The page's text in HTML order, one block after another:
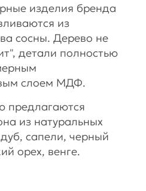
изделия бренда
из
сосны. Дерево не
детали полностью
слоем МДФ.
предлагаются
из натуральных
сапели, черный
орех, венге.